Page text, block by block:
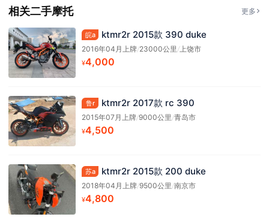
相关二手摩托 更多
皖a ktmr2r 2015款 390 duke
2016年04月上牌/23000公里 /上饶市
¥4,000
鲁r ktmr2r 2017款 rc 390
2015年07月上牌/9000公里 /青岛市
¥4,500
苏a ktmr2r 2015款 200 duke
2018年04月上牌/9500公里 /南京市
¥4,800